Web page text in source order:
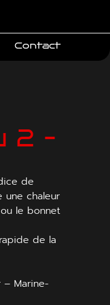
Contact
2 –
de
une chaleur
le bonnet
de la
– Marine-